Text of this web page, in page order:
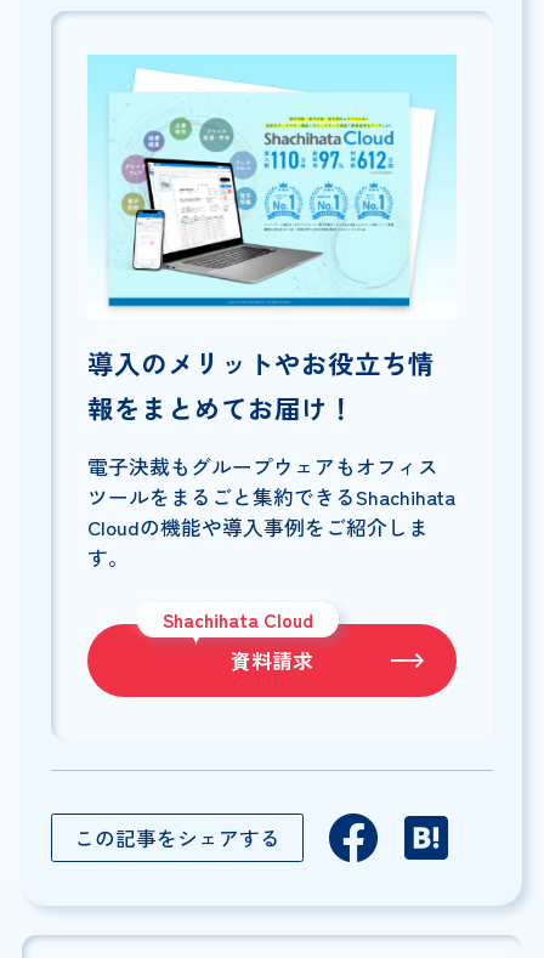
導入のメリットやお役立ち情
報をまとめてお届け！
電子決裁もグループウェアもオフィス
ツールをまるごと集約できるShachihata
Cloudの機能や導入事例をご紹介しま
す。
Shachihata Cloud
資料請求
この記事をシェアする